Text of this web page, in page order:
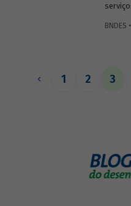
com
BNDES
1 2 3